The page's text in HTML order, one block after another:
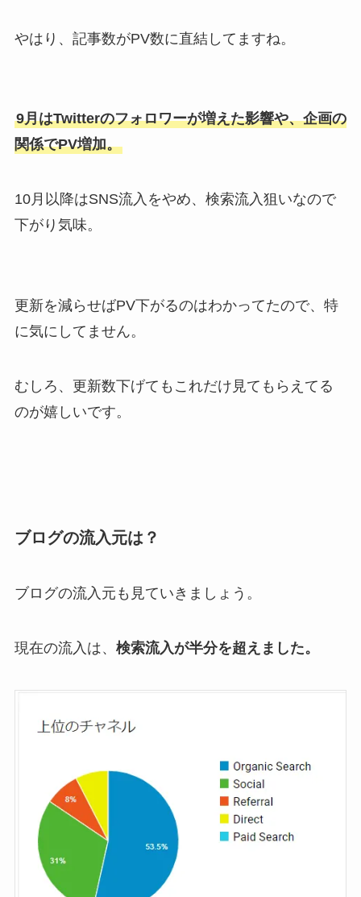
やはり、記事数がPV数に直結してますね。
9月はTwitterのフォロワーが増えた影響や、企画の
関係でPV増加。
10月以降はSNS流入をやめ、検索流入狙いなので
下がり気味。
更新を減らせばPV下がるのはわかってたので、特
に気にしてません。
むしろ、 更新数下げてもこれだけ見てもらえてる
のが嬉しいです。
ブログの流入元は？
ブログの流入元も見ていきましょう。
現在の流入は、 検索流入が半分を超えました。